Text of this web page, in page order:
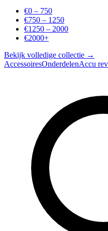
€0 – 750
€750 – 1250
€1250 – 2000
€2000+
Bekijk volledige collectie →
AccessoiresOnderdelenAccu